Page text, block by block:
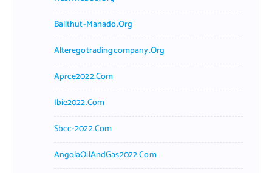
Balithut-Manado.org
Alteregotradingcompany.org
Aprce2022.com
Ibie2022.com
Sbcc-2022.com
AngolaOilAndGas2022.com